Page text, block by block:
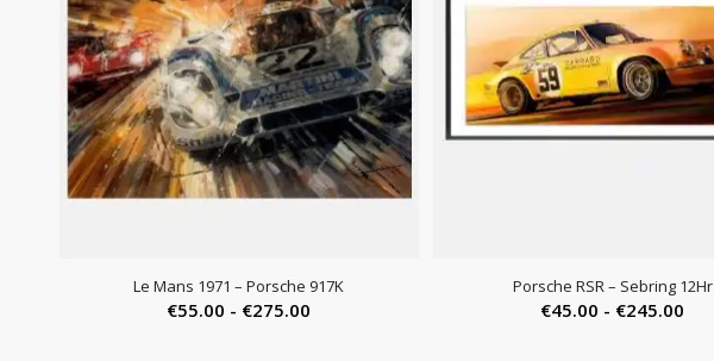
Le Mans 1971 – Porsche 917K
€55.00 - €275.00
Porsche RSR – Sebring 12Hr
€45.00 - €245.00